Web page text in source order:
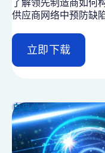
了解领先制造商如何
供应商网络中预防缺陷
立即下载
d
e
i
l
白皮书